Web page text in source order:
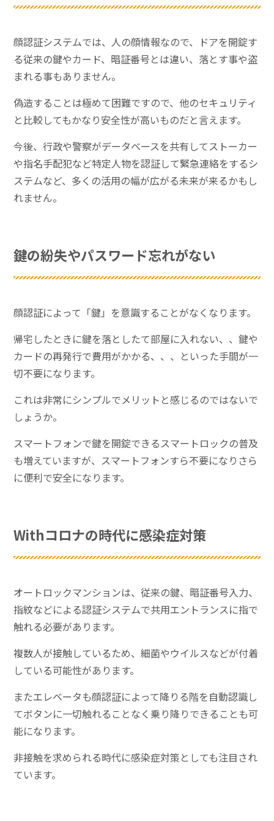
顔認証システムでは、人の顔情報なので、ドアを開錠す
る従来の鍵やカード、暗証番号とは違い、落とす事や盗
まれる事もありません。
偽造することは極めて困難ですので、他のセキュリティ
と比較してもかなり安全性が高いものだと言えます。
今後、行政や警察がデータベースを共有してストーカー
や指名手配犯など特定人物を認証して緊急連絡をするシ
ステムなど、多くの活用の幅が広がる未来が来るかもし
れません。
鍵の紛失やパスワード忘れがない
顔認証によって「鍵」を意識することがなくなります。
帰宅したときに鍵を落としたて部屋に入れない、、鍵や
カードの再発行で費用がかかる、、、といった手間が一
切不要になります。
これは非常にシンプルでメリットと感じるのではないで
しょうか。
スマートフォンで鍵を開錠できるスマートロックの普及
も増えていますが、スマートフォンすら不要になりさら
に便利で安全になります。
Withコロナの時代に感染症対策
オートロックマンションは、従来の鍵、暗証番号入力、
指紋などによる認証システムで共用エントランスに指で
触れる必要があります。
複数人が接触しているため、細菌やウイルスなどが付着
している可能性があります。
またエレベータも顔認証によって降りる階を自動認識し
てボタンに一切触れることなく乗り降りできることも可
能になります。
非接触を求められる時代に感染症対策としても注目され
ています。